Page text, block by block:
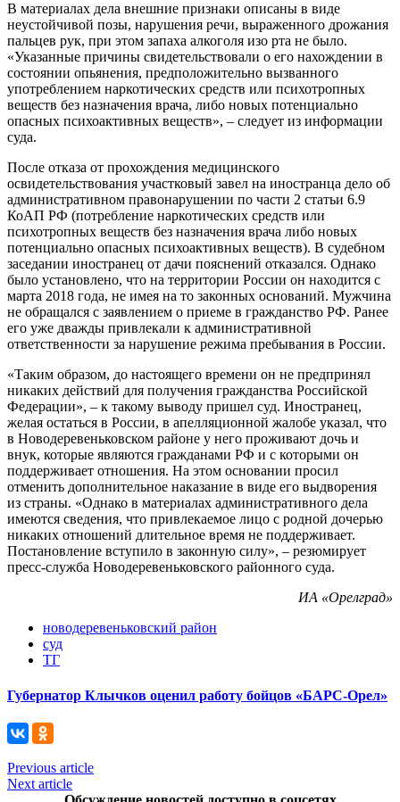
В материалах дела внешние признаки описаны в виде
неустойчивой позы, нарушения речи, выраженного дрожания
пальцев рук, при этом запаха алкоголя изо рта не было.
«Указанные причины свидетельствовали о его нахождении в
состоянии опьянения, предположительно вызванного
употреблением наркотических средств или психотропных
веществ без назначения врача, либо новых потенциально
опасных психоактивных веществ», – следует из информации
суда.
После отказа от прохождения медицинского
освидетельствования участковый завел на иностранца дело об
административном правонарушении по части 2 статьи 6.9
КоАП РФ (потребление наркотических средств или
психотропных веществ без назначения врача либо новых
потенциально опасных психоактивных веществ). В судебном
заседании иностранец от дачи пояснений отказался. Однако
было установлено, что на территории России он находится с
марта 2018 года, не имея на то законных оснований. Мужчина
не обращался с заявлением о приеме в гражданство РФ. Ранее
его уже дважды привлекали к административной
ответственности за нарушение режима пребывания в России.
«Таким образом, до настоящего времени он не предпринял
никаких действий для получения гражданства Российской
Федерации», – к такому выводу пришел суд. Иностранец,
желая остаться в России, в апелляционной жалобе указал, что
в Новодеревеньковском районе у него проживают дочь и
внук, которые являются гражданами РФ и с которыми он
поддерживает отношения. На этом основании просил
отменить дополнительное наказание в виде его выдворения
из страны. «Однако в материалах административного дела
имеются сведения, что привлекаемое лицо с родной дочерью
никаких отношений длительное время не поддерживает.
Постановление вступило в законную силу», – резюмирует
пресс-служба Новодеревеньковского районного суда.
ИА «Орелград»
новодеревеньковский район
суд
ТГ
Губернатор Клычков оценил работу бойцов «БАРС-Орел»
Previous article
Next article